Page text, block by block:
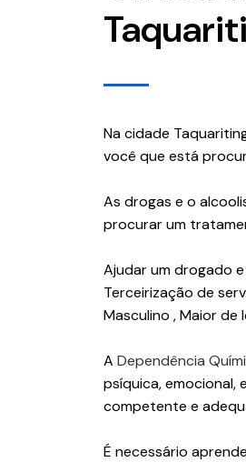
Na cidade
você que está
As drogas e o
procurar um
Ajudar um drogado
Terceirização de
Masculino , Maior de
A Dependência
psíquica, emocional,
competente e
É necessário